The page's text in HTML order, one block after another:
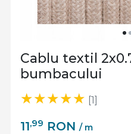
Cablu textil
bumbacului
[1]
11,99 RON / m